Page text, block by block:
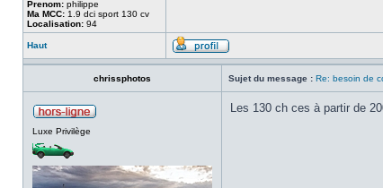
Prenom: philippe
Ma MCC: 1.9 dci sport 130 cv
Localisation: 94
Haut
chrissphotos Sujet du message : Re: besoin de
Luxe Privilège
Les 130 ch ces à partir de